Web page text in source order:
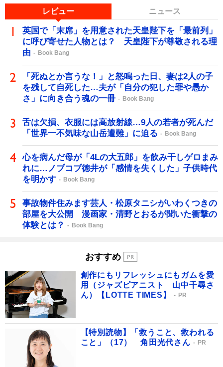
レビュー ニュース
英国で「末席」を用意された天皇陛下を「最前列」
に呼び寄せた人物とは？ 天皇陛下が尊敬される理
由
Book Bang
「死ぬとか言うな！」と怒鳴った日、妻は2人の子
を残して自死した…夫が「自分の犯した罪や愚か
さ」に向き合う魂の一冊
Book Bang
舌は欠損、衣服には高放射線…9人の若者が死んだ
「世界一不気味な山岳遭難」に迫る
Book Bang
心を病んだ母が「4Lの大五郎」を飲み干しゲロまみ
れに…ノブコブ徳井が「感情を失くした」子供時代
を明かす
Book Bang
事故物件住みます芸人・松原タニシがいわくつきの
部屋を大公開 漫画家・清野とおるが聞いた衝撃の
体験とは？
Book Bang
おすすめ
創作にもリフレッシュにもガムを愛
用（ジャズピアニスト 山中千尋さ
ん）【LOTTE TIMES】
PR
【特別読物】「救うこと、救われる
こと」（17） 角田光代さん
PR